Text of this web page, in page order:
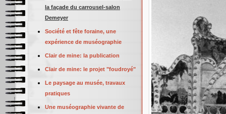
la façade du carrousel-salon
Demeyer
Société et fête foraine, une
expérience de muséographie
Clair de mine: la publication
Clair de mine: le projet "foudroyé"
Le paysage au musée, travaux
pratiques
Une muséographie vivante de